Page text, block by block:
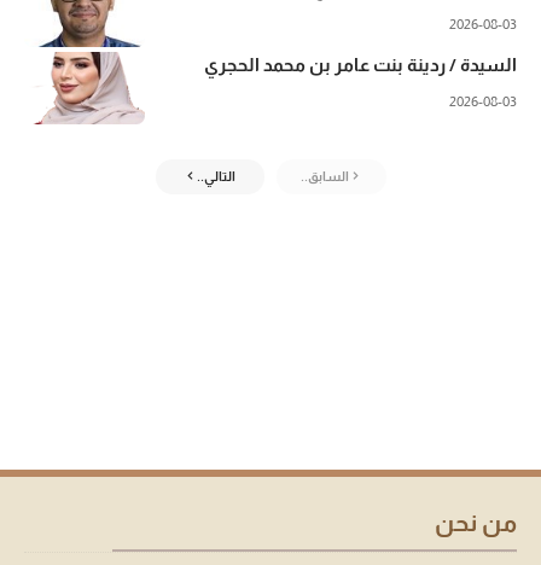
2026-08-03
السيدة / ردينة بنت عامر بن محمد الحجري
2026-08-03
السابق.. التالي..
من نحن